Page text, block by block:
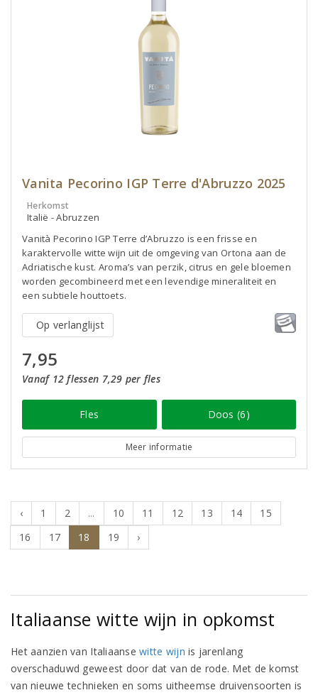
Vanita Pecorino IGP Terre d'Abruzzo 2025
Herkomst
Italië - Abruzzen
Vanità Pecorino IGP Terre d’Abruzzo is een frisse en
karaktervolle witte wijn uit de omgeving van Ortona aan de
Adriatische kust. Aroma’s van perzik, citrus en gele bloemen
worden gecombineerd met een levendige mineraliteit en
een subtiele houttoets.
Op verlanglijst
7,95
Vanaf 12 flessen 7,29 per fles
Fles Doos (6)
Meer informatie
‹ 1 2 ... 10 11 12 13 14
15
16
17 18 19 ›
Italiaanse witte wijn in opkomst
Het aanzien van Italiaansewitte wijnis jarenlang
overschaduwd geweest door dat van de rode. Met de komst
van nieuwe technieken en soms uitheemse druivensoorten is